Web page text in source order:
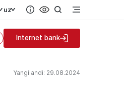
uz
Internet bank
Yangilandi: 29.08.2024